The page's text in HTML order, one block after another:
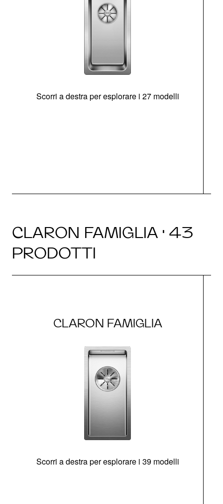
Scorri a destra per esplorare i 27 modelli
CLARON FAMIGLIA · 43
PRODOTTI
CLARON FAMIGLIA
Scorri a destra per esplorare i 39 modelli